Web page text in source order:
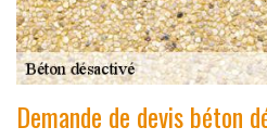
Demande de devis béton